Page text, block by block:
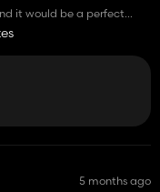
it would be a perfect
strobes horns and
case/newholland
5 months ago